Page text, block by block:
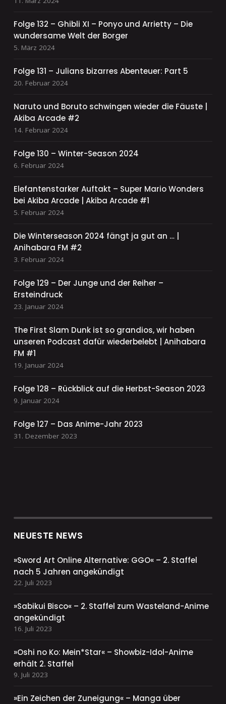
Folge 132 – Ghibli XI – Ponyo und Arrietty – Die
wundersame Welt der Borger
5. März 2024
Folge 131 – Julians bizarres Abenteuer: Part 5
20. Februar 2024
Naruto und Boruto schwingen wieder die Fäuste |
Akiba Arcade #2
14. Februar 2024
Folge 130 – Winter-Season 2024
6. Februar 2024
Elefantenstarker Auftakt – Super Mario Wonders
bei Akiba Arcade | Akiba Arcade #1
5. Februar 2024
Die Winterseason 2024 fängt ja gut an … |
Anihabara FM #2
3. Februar 2024
Folge 129 – Der Junge und der Reiher –
Ersteindruck
23. Januar 2024
The First Slam Dunk ist so grandios, wir haben
unseren Podcast dafür wiederbelebt | Anihabara
FM #1
19. Januar 2024
Folge 128 – Rückblick auf die Herbst-Season 2023
9. Januar 2024
Folge 127 – Das Anime-Jahr 2023
31. Dezember 2023
NEUESTE NEWS
»Sword Art Online Alternative: GGO« – 2. Staffel
nach 5 Jahren angekündigt
22. Juli 2023
»Sabikui Bisco« – 2. Staffel zum Wasteland-Anime
angekündigt
16. Juli 2023
»Oshi no Ko: Mein*Star« – Showbiz-Idol-Anime
erhält 2. Staffel
9. Juli 2023
»Ein Zeichen der Zuneigung« – Manga über